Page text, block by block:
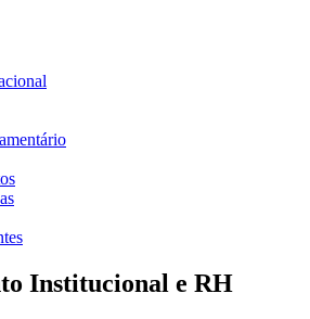
Institucional e RH